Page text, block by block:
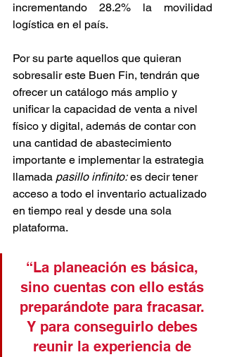
incrementando 28.2% la movilidad
logística en el país.
Por su parte aquellos que quieran
sobresalir este Buen Fin, tendrán que
ofrecer un catálogo más amplio y
unificar la capacidad de venta a nivel
físico y digital, además de contar con
una cantidad de abastecimiento
importante e implementar la estrategia
llamada pasillo infinito: es decir tener
acceso a todo el inventario actualizado
en tiempo real y desde una sola
plataforma.
“La planeación es básica,
sino cuentas con ello estás
preparándote para fracasar.
Y para conseguirlo debes
reunir la experiencia de